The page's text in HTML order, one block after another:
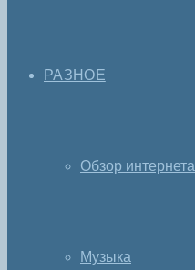
РАЗНОЕ
Обзор интернета
Музыка